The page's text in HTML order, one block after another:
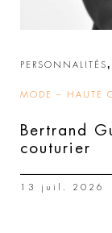
PERSONNALITÉS,
MODE – HAUTE
Bertrand
couturier
13 juil. 2026